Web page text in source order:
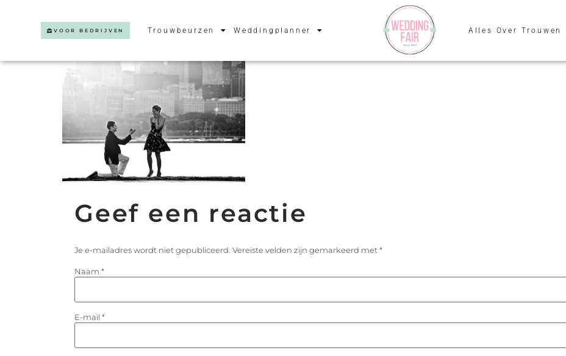
VOOR BEDRIJVEN Trouwbeurzen Weddingplanner Alles Over Trouwen
Geef een reactie
Je e-mailadres wordt niet gepubliceerd. Vereiste velden zijn gemarkeerd met*
Naam *
E-mail *